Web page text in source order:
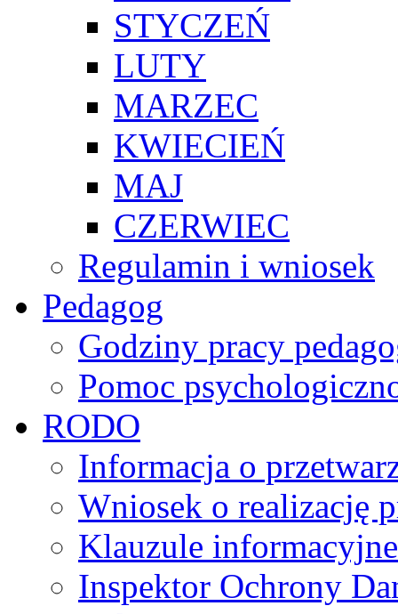
STYCZEŃ
LUTY
MARZEC
KWIECIEŃ
MAJ
CZERWIEC
Regulamin i wniosek
Pedagog
Godziny pracy
Pomoc
RODO
Informacja o
Wniosek o realizację
Klauzule informacyjne
Inspektor Ochrony